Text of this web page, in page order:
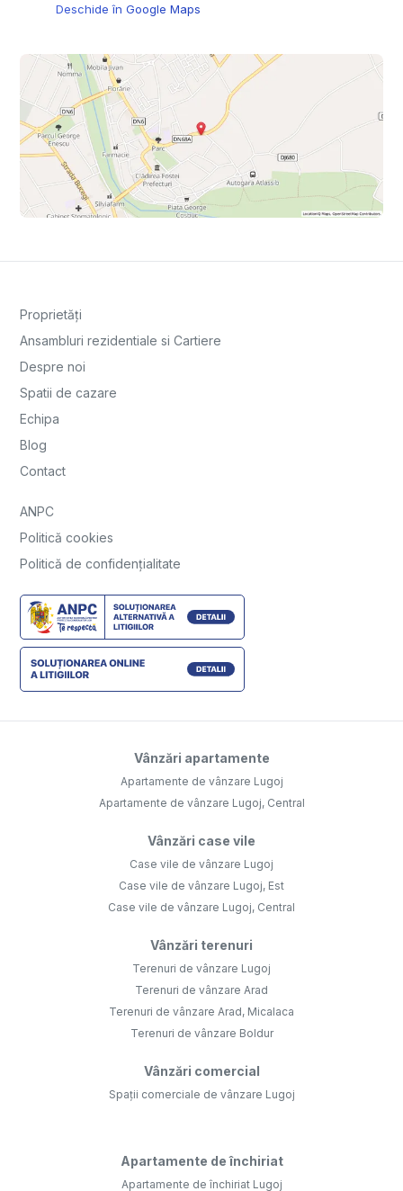
Deschide în Google Maps
Proprietăți
Ansambluri rezidentiale si Cartiere
Despre noi
Spatii de cazare
Echipa
Blog
Contact
ANPC
Politică cookies
Politică de confidențialitate
Vânzări apartamente
Apartamente de vânzare Lugoj
Apartamente de vânzare Lugoj, Central
Vânzări case vile
Case vile de vânzare Lugoj
Case vile de vânzare Lugoj, Est
Case vile de vânzare Lugoj, Central
Vânzări terenuri
Terenuri de vânzare Lugoj
Terenuri de vânzare Arad
Terenuri de vânzare Arad, Micalaca
Terenuri de vânzare Boldur
Vânzări comercial
Spații comerciale de vânzare Lugoj
Apartamente de închiriat
Apartamente de închiriat Lugoj